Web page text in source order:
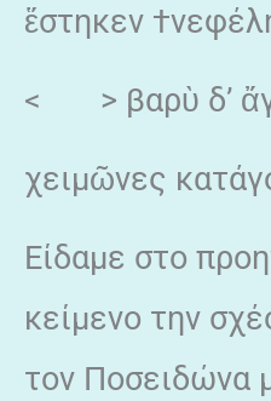
ἕστηκεν
< > βαρὺ δ’
χειμῶνες
Είδαμε στο
κείμενο την
τον Ποσειδώνα